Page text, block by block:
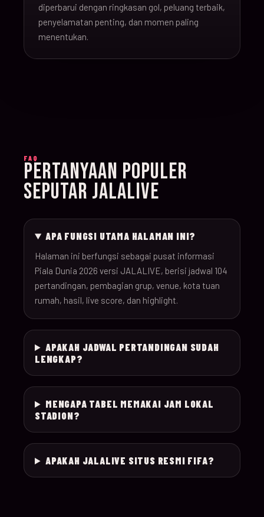
019
16-Jun-
26
20:00 Argentina v Algeria
020 21:00 Austria v Jordan
26
023
17-Jun-
12:00
17-Jun-
26
18-Jun-
26
12:00
18-Jun-
26
Switzerland v
Herzegovina
027
18-Jun-
15:00 Canada v Qatar
028
26
19:00 Mexico v South
029 21:00 Brazil v Haiti
diperbarui dengan ringkasan gol, peluang terbaik,
penyelamatan penting, dan momen paling
menentukan.
FAQ
PERTANYAAN POPULER
SEPUTAR JALALIVE
APA FUNGSI UTAMA HALAMAN INI?
Halaman ini berfungsi sebagai pusat informasi
Piala Dunia 2026 versi JALALIVE, berisi jadwal 104
pertandingan, pembagian grup, venue, kota tuan
rumah, hasil, live score, dan highlight.
APAKAH JADWAL PERTANDINGAN SUDAH
LENGKAP?
MENGAPA TABEL MEMAKAI JAM LOKAL
STADION?
APAKAH JALALIVE SITUS RESMI FIFA?